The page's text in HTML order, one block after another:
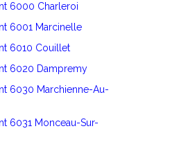
6000 Charleroi
6001 Marcinelle
6010 Couillet
6020 Dampremy
6030 Marchienne-Au-
6031 Monceau-Sur-